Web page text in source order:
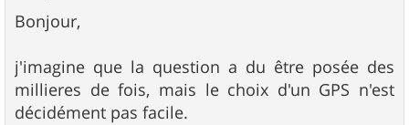
s
s
g
e
Bonjour,
j'imagine que la question a du être posée des
millieres de fois, mais le choix d'un GPS n'est
décidément pas facile.